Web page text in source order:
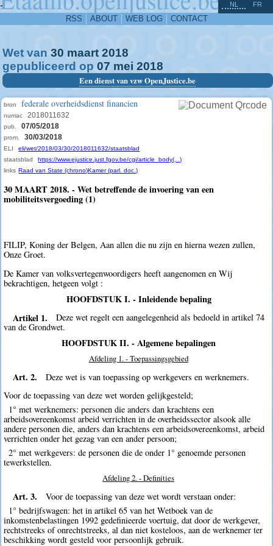
-
RSS ABOUT WEB LOG CONTACT
NL FR
Wet van 30 maart 2018
gepubliceerd op 07 mei 2018
Een dienst van vzw OpenJustice.be
bron federale overheidsdienst financien
numac 2018011632
pub. 07/05/2018
prom. 30/03/2018
ELI
eli/wet/2018/03/30/2018011632/staatsblad
staatsblad
https://www.ejustice.just.fgov.be/cgi/article_body(...)
links Raad van State (chrono)Kamer (parl. doc.)
30 MAART 2018. - Wet betreffende de invoering van een
mobiliteitsvergoeding (1)
FILIP, Koning der Belgen, Aan allen die nu zijn en hierna wezen zullen,
Onze Groet.
De Kamer van volksvertegenwoordigers heeft aangenomen en Wij
bekrachtigen, hetgeen volgt :
HOOFDSTUK I. - Inleidende bepaling
Artikel 1.
Deze wet regelt een aangelegenheid als bedoeld in artikel 74
van de Grondwet.
HOOFDSTUK II. - Algemene bepalingen
Afdeling 1. - Toepassingsgebied
Art. 2.
Deze wet is van toepassing op werkgevers en werknemers.
Voor de toepassing van deze wet worden gelijkgesteld;
1° met werknemers: personen die anders dan krachtens een
arbeidsovereenkomst arbeid verrichten in de overheidssector alsook alle
andere personen die, anders dan krachtens een arbeidsovereenkomst, arbeid
verrichten onder het gezag van een ander persoon;
2° met werkgevers: de personen die de onder 1° genoemde personen
tewerkstellen.
Afdeling 2. - Definities
Art. 3.
Voor de toepassing van deze wet wordt verstaan onder:
1° bedrijfswagen: het in artikel 65 van het Wetboek van de
inkomstenbelastingen 1992 gedefinieerde voertuig, dat door de werkgever,
rechtstreeks of onrechtstreeks, al dan niet kosteloos, aan de werknemer ter
beschikking wordt gesteld voor persoonlijk gebruik.
^